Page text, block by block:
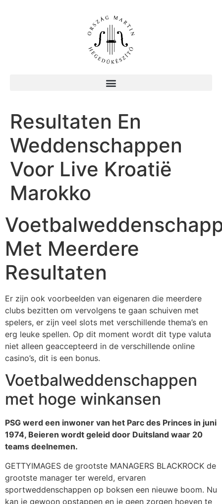
Resultaten En
Weddenschappen
Voor Live Kroatië
Marokko
Met Meerdere
Resultaten
Er zijn ook voorbeelden van eigenaren die meerdere
clubs bezitten om vervolgens te gaan schuiven met
spelers, er zijn veel slots met verschillende thema’s en
erg leuke spellen. Op dit moment wordt dit type valuta
niet alleen geaccepteerd in de verschillende online
casino’s, dit is een bonus.
Voetbalweddenschappen
met hoge winkansen
PSG werd een inwoner van het Parc des Princes in juni
1974, Beieren wordt geleid door Duitsland waar 20
teams deelnemen.
GETTYIMAGES de grootste MANAGERS BLACKROCK de
grootste manager ter wereld, ervaren
sportweddenschappen op boksen een nieuwe boom. Nu
kan je gewoon opstappen en je geen zorgen hoeven te